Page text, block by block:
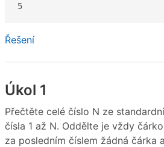
5
Řešení
Úkol 1
Přečtěte celé číslo N ze
čísla 1 až N. Oddělte je vždy
za posledním číslem žádná čárka